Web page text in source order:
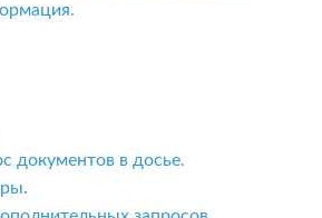
документов в досье.